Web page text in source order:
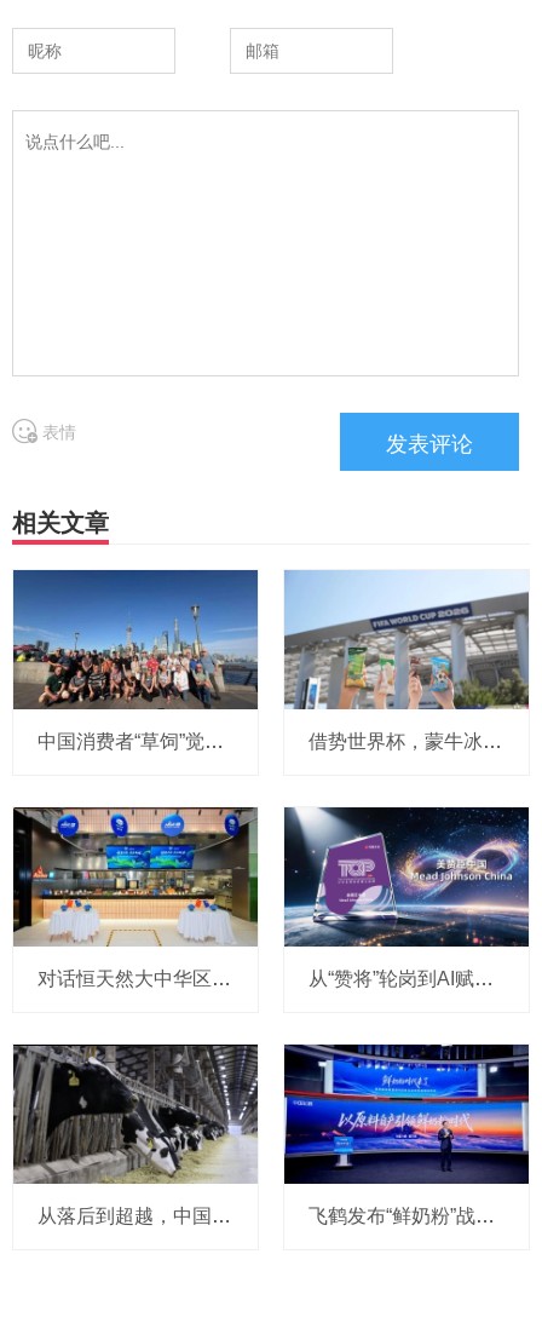
表情
相关文章
中国消费者“草饲”觉醒，恒天然奶农跨越南北半球“逆向溯源” 借势世界杯，蒙牛冰品切入北美市场，抢占百亿冰淇淋高地
对话恒天然大中华区副总裁戴俊琦：餐饮服务从 “产品竞争” 走向 “能力竞争”，升级本土应用中心加速与客户共创增长 从“赞将”轮岗到AI赋能：美赞臣如何让00后“爱上”职场？
从落后到超越，中国奶牛如何用20年完成“逆袭”？ 飞鹤发布“鲜奶粉”战略，以原料自产引领行业迈入“鲜奶粉时代”